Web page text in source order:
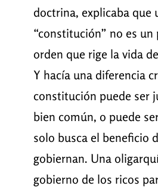
doctrina, explicaba que
“constitución” no es un
orden que rige la vida
Y hacía una diferencia
constitución puede ser
bien común, o puede
solo busca el beneficio
gobiernan. Una
gobierno de los ricos